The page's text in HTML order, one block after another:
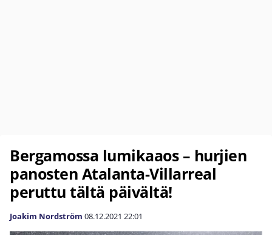
Bergamossa lumikaaos – hurjien
panosten Atalanta-Villarreal
peruttu tältä päivältä!
Joakim Nordström 08.12.2021 22:01